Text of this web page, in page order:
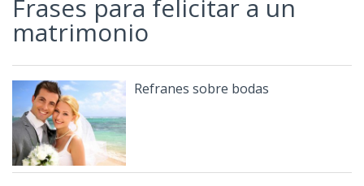
Frases para felicitar a un
matrimonio
Refranes sobre bodas